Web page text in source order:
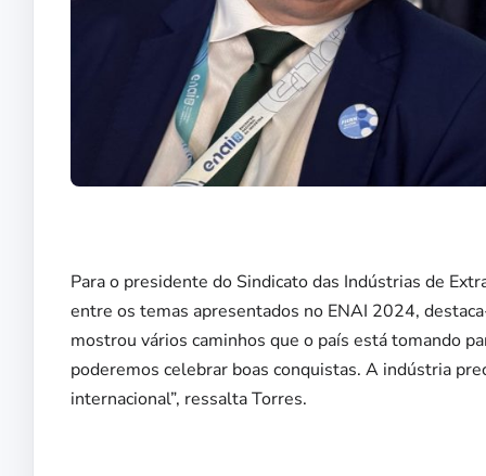
Para o presidente do Sindicato das Indústrias de
entre os temas apresentados no ENAI 2024,
mostrou vários caminhos que o país está tomando
poderemos celebrar boas conquistas. A indústria
internacional”, ressalta Torres.